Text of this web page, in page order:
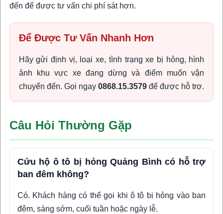
đến để được tư vấn chi phí sát hơn.
Để Được Tư Vấn Nhanh Hơn
Hãy gửi định vị, loại xe, tình trạng xe bị hỏng, hình
ảnh khu vực xe đang dừng và điểm muốn vận
chuyển đến. Gọi ngay 0868.15.3579để được hỗ trợ.
Câu Hỏi Thường Gặp
Cứu hộ ô tô bị hỏng Quảng Bình có hỗ trợ
ban đêm không?
Có. Khách hàng có thể gọi khi ô tô bị hỏng vào ban
đêm, sáng sớm, cuối tuần hoặc ngày lễ.